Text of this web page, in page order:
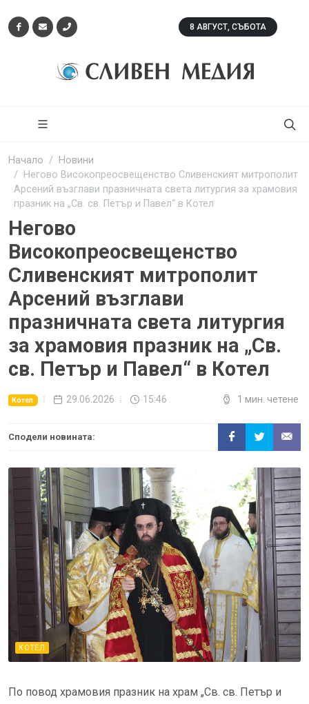
8 АВГУСТ, СЪБОТА
Начало
Новини
Негово Високопреосвещенство Сливенският митрополит
Арсений възглави празничната света литургия за храмовия
празник на „Св. св. Петър и Павел“ в Котел
Негово
Високопреосвещенство
Сливенският митрополит
Арсений възглави
празничната света литургия
за храмовия празник на „Св.
св. Петър и Павел“ в Котел
Котел 29.06.2026 15:46 1 мин. четене
Сподели новината:
КОТЕЛ
По повод храмовия празник на храм „Св. св. Петър и